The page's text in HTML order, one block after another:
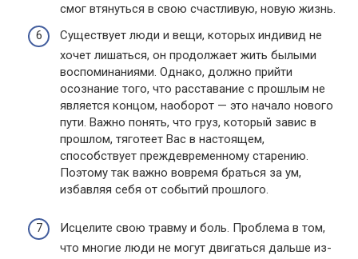
смог втянуться в свою счастливую, новую жизнь.
Существует люди и вещи, которых индивид не
хочет лишаться, он продолжает жить былыми
воспоминаниями. Однако, должно прийти
осознание того, что расставание с прошлым не
является концом, наоборот — это начало нового
пути. Важно понять, что груз, который завис в
прошлом, тяготеет Вас в настоящем,
способствует преждевременному старению.
Поэтому так важно вовремя браться за ум,
избавляя себя от событий прошлого.
Исцелите свою травму и боль. Проблема в том,
что многие люди не могут двигаться дальше из-